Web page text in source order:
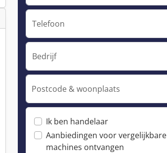
Telefoon
Bedrijf
Postcode & woonplaats
Ik ben handelaar
Aanbiedingen voor vergelijkbare
machines ontvangen